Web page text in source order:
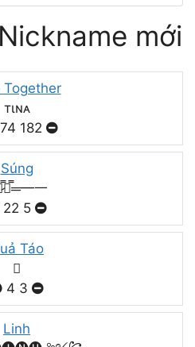
mới
Together
тιɴᴀ
182
Súng
一
22 5
Táo

4 3
Linh